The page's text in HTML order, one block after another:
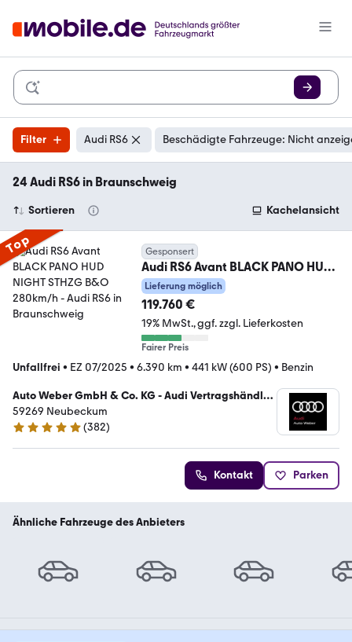
Filter Audi RS6 Beschädigte Fahrzeuge: Nicht
24 Audi RS6 in Braunschweig
Sortieren Kachelansicht
Top Gesponsert
Audi RS6 Avant BLACK PANO HUD
NIGHT STHZG B&O 280km/h
Lieferung möglich
119.760 €
19% MwSt. ggf. zzgl. Lieferkosten
Fairer Preis
Unfallfrei • EZ 07/2025 • 6.390 km • 441 kW (600 PS) • Benzin
Auto Weber GmbH & Co. KG - Audi Vertragshändler
/ VW Service
59269 Neubeckum
4.9 Sterne
(382)
Kontakt Parken
Ähnliche Fahrzeuge des Anbieters